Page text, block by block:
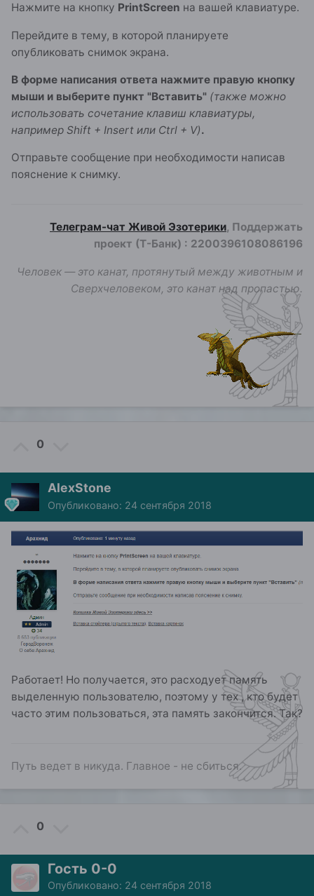
Нажмите на кнопку PrintScreen на вашей клавиатуре.
Перейдите в тему, в которой планируете
опубликовать снимок экрана.
В форме написания ответа нажмите правую кнопку
мыши и выберите пункт "Вставить" (также можно
использовать сочетание клавиш клавиатуры,
например Shift + Insert или Ctrl + V).
Отправьте сообщение при необходимости написав
пояснение к снимку.
Телеграм-чат Живой Эзотерики, Поддержать
проект (Т-Банк) : 2200396108086196
Человек — это канат, протянутый между животным и
Сверхчеловеком, это канат над пропастью.
0
AlexStone
Опубликовано: 24 сентября 2018
Работает! Но получается, это расходует память
выделенную пользователю, поэтому у тех , кто будет
часто этим пользоваться, эта память закончится. Так?
Путь ведет в никуда. Главное - не сбиться.
0
Гость 0-0
Опубликовано: 24 сентября 2018